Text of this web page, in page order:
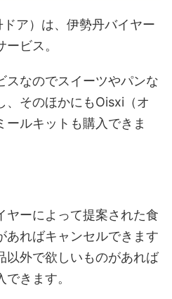
ア）は、伊勢丹バイヤー
ビス。
スなのでスイーツやパンな
、そのほかにもOisxi（オ
ールキットも購入できま
ヤーによって提案された食
あればキャンセルできます
以外で欲しいものがあれば
きます。